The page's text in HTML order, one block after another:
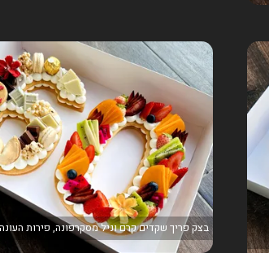
בצק פריך שקדים קרם וניל מסקרפונה, פירות